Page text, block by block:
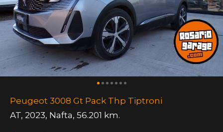
Peugeot 3008 Gt Pack Thp Tiptroni
AT, 2023, Nafta, 56.201 km.